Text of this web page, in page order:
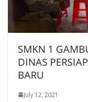
SMKN 1
DINAS
BARU
July 12, 2021